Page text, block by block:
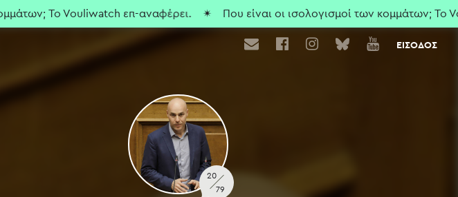
To Vouliwatch επ-αναφέρει.✴ Που είναι οι ισολογισμοί των κομμάτων; To
ΕΙΣΟΔΟΣ
20
79